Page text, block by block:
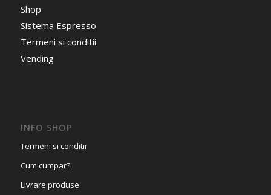
Shop
Sistema Espresso
Termeni si conditii
Vending
INFO SHOP
Termeni si conditii
Cum cumpar?
Livrare produse